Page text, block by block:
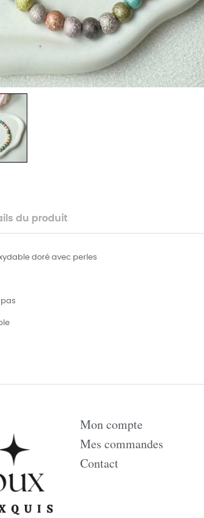
du produit
doré avec perles
pas
Mon compte
Mes commandes
Contact